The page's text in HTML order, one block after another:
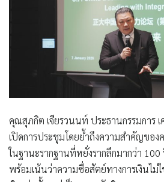
คุณสุภกิต เจียรวนนท์ ประธานกรรมการ
เปิดการประชุมโดยย้ำถึงความสำคัญขอ
ในฐานะรากฐานที่หยั่งรากลึกมากว่า
พร้อมเน้นว่าความซื่อสัตย์ทางการเงินไม่